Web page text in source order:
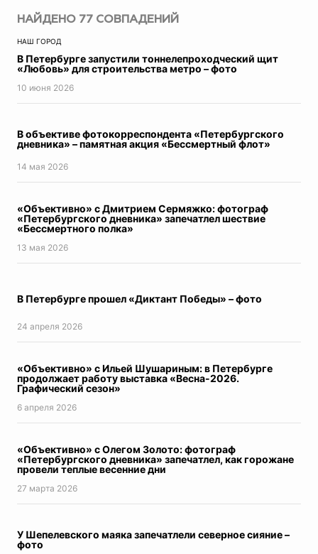
НАЙДЕНО 77 СОВПАДЕНИЙ
НАШ ГОРОД
В Петербурге запустили тоннелепроходческий щит
«Любовь» для строительства метро – фото
10 июня 2026
В объективе фотокорреспондента «Петербургского
дневника» – памятная акция «Бессмертный флот»
14 мая 2026
«Объективно» с Дмитрием Сермяжко: фотограф
«Петербургского дневника» запечатлел шествие
«Бессмертного полка»
13 мая 2026
В Петербурге прошел «Диктант Победы» – фото
24 апреля 2026
«Объективно» с Ильей Шушариным: в Петербурге
продолжает работу выставка «Весна-2026.
Графический сезон»
6 апреля 2026
«Объективно» с Олегом Золото: фотограф
«Петербургского дневника» запечатлел, как горожане
провели теплые весенние дни
27 мартa 2026
У Шепелевского маяка запечатлели северное сияние –
фото
Авто
Прогресс
Пресс-релизы
Экономика
Петербург
Реклама
Мнение
Город в истории
Топ-новости
Фотогалереи
Видеосюжеты
Инфографика
Контроль за ЖКХ
Итоги недели
Конституция РФ
коронавирус
Хорошие новости про коронавирус
Парад Победы
Молодежная редакция
Дневник эксперта
Время вакцинироваться
ЦифровизацияПетербург